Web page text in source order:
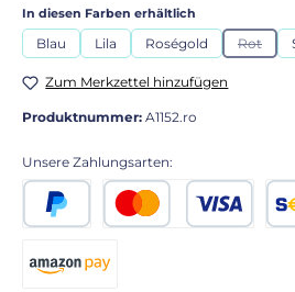
In diesen Farben erhältlich
Blau Lila Roségold Rot
(Diese
Zum Merkzettel hinzufügen
Produktnummer: A1152.ro
Unsere Zahlungsarten: